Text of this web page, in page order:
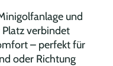
und
Platz verbindet
– perfekt für
oder Richtung